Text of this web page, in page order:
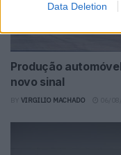
Data Deletion
Produção
novo sinal
VIRGILIO MACHADO